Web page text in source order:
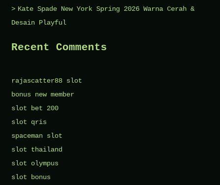
Kate Spade New York Spring 2026 Warna Cerah &
Desain Playful
Recent Comments
rajascatter88 slot
bonus new member
slot bet 200
slot qris
spaceman slot
slot thailand
slot olympus
slot bonus